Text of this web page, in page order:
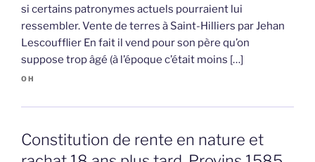
si certains patronymes actuels pourraient lui
ressembler. Vente de terres à Saint-Hilliers par Jehan
Lescoufflier En fait il vend pour son père qu’on
suppose trop âgé (à l’époque c’était moins […]
OH
Constitution de rente en nature et